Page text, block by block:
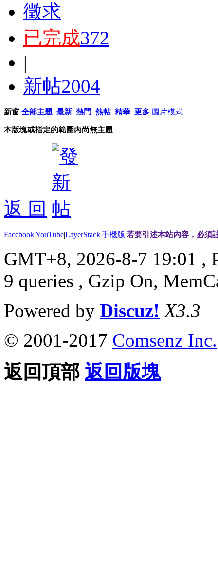
徵求
已完成372
|
新帖2004
新窗 全部主題 最新 熱門 熱帖 精華 更多 圖片模式
本版塊或指定的範圍內尚無主題
返 回
Facebook|YouTube|LayerStack|手機版|若要引述本站內容，必須
GMT+8, 2026-8-7 19:01 ,
9 queries , Gzip On,
Powered by Discuz! X3.3
© 2001-2017 Comsenz Inc.
返回頂部 返回版塊